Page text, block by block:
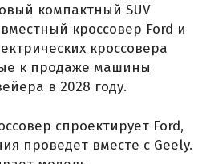
компактный SUV
кроссовер Ford и
кроссовера
к продаже машины
в 2028 году.
спроектирует Ford,
проведет вместе с Geely.